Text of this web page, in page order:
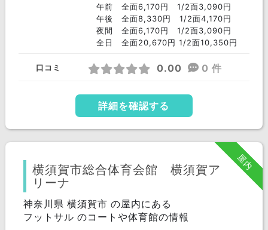
午前 全面6,170円 1/2面3,090円
午後 全面8,330円 1/2面4,170円
夜間 全面6,170円 1/2面3,090円
全日 全面20,670円 1/2面10,350円
口コミ 0.00 0 件
詳細を確認する
屋内
横須賀市総合体育会館 横須賀ア
リーナ
神奈川県 横須賀市 の屋内にある
フットサル のコートや体育館の情報